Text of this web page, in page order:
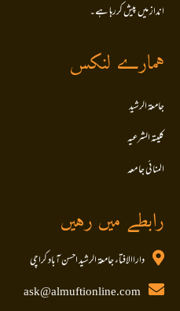
انداز میں پیش کررہا ہے۔
ہمارے لنکس
جامعۃ الرشید
کلیتہ الشرعیہ
المنا ئی جا معہ
رابطے میں رہیں
داراالافتاء جامعۃ الرشید احسن آباد کراچی
ask@almuftionline.com